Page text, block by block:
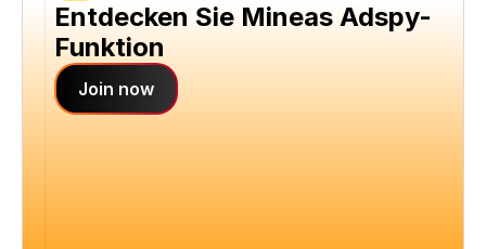
Entdecken Sie Mineas Adspy-
Funktion
Join now